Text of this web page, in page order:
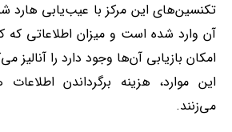
تکنسین‌های این مرکز با عیب‌‌یابی هارد
آن وارد شده است و میزان اطلاعاتی که
امکان بازیابی آن‌ها وجود دارد را آنالیز
این موارد، هزینه برگرداندن
می‌زنند.